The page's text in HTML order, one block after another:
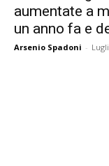
aumentate a
un anno fa e
Arsenio Spadoni -